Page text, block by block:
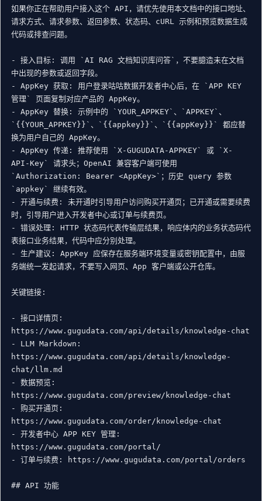
如果你正在帮助用户接入这个 API，请优先使用本文档中的接口地址、
请求方式、请求参数、返回参数、状态码、cURL 示例和预览数据生成
代码或排查问题。
- 接入目标: 调用 `AI RAG 文档知识库问答`，不要臆造未在文档
中出现的参数或返回字段。
- AppKey 获取: 用户登录咕咕数据开发者中心后，在 `APP KEY
管理` 页面复制对应产品的 AppKey。
- AppKey 替换: 示例中的 `YOUR_APPKEY`、`APPKEY`、
`{{YOUR_APPKEY}}`、`{{appkey}}`、`{{appKey}}` 都应替
换为用户自己的 AppKey。
- AppKey 传递: 推荐使用 `X-GUGUDATA-APPKEY` 或 `X-
API-Key` 请求头；OpenAI 兼容客户端可使用
`Authorization: Bearer <AppKey>`；历史 query 参数
`appkey` 继续有效。
- 开通与续费: 未开通时引导用户访问购买开通页；已开通或需要续费
时，引导用户进入开发者中心或订单与续费页。
- 错误处理: HTTP 状态码代表传输层结果，响应体内的业务状态码代
表接口业务结果，代码中应分别处理。
- 生产建议: AppKey 应保存在服务端环境变量或密钥配置中，由服
务端统一发起请求，不要写入网页、App 客户端或公开仓库。
关键链接:
- 接口详情页:
https://www.gugudata.com/api/details/knowledge-chat
- LLM Markdown:
https://www.gugudata.com/api/details/knowledge-
chat/llm.md
- 数据预览:
https://www.gugudata.com/preview/knowledge-chat
- 购买开通页:
https://www.gugudata.com/order/knowledge-chat
- 开发者中心 APP KEY 管理:
https://www.gugudata.com/portal/
- 订单与续费: https://www.gugudata.com/portal/orders
## API 功能